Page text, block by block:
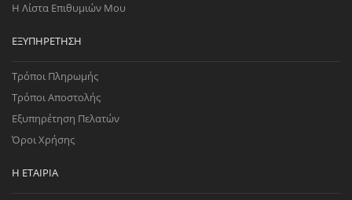
Η Λίστα Επιθυμιών Μου
ΕΞΥΠΗΡΈΤΗΣΗ
Τρόποι Πληρωμής
Τρόποι Αποστολής
Εξυπηρέτηση Πελατών
Όροι Χρήσης
Η ΕΤΑΙΡΊΑ